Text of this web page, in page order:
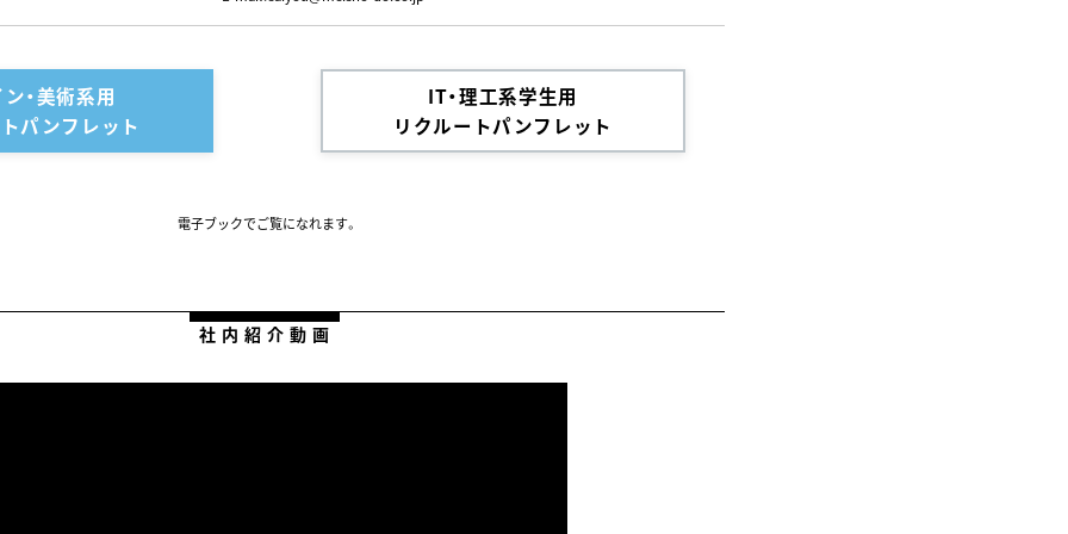
・美術系用
パンフレット
IT・理工系学生用
リクルートパンフレット
電子ブックでご覧になれます。
社内紹介動画